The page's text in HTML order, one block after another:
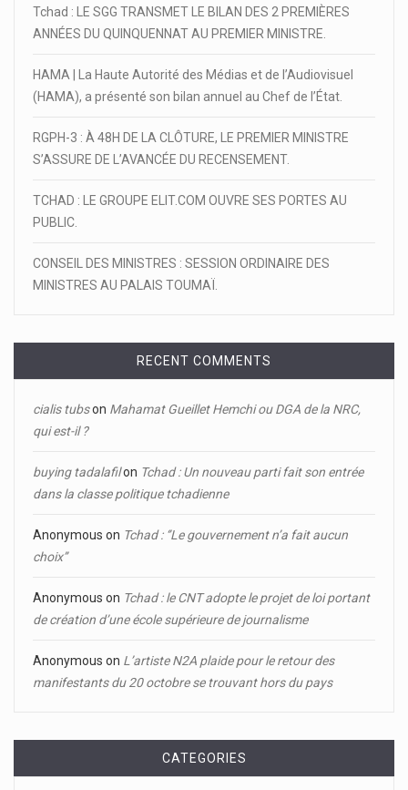
Tchad : LE SGG TRANSMET LE BILAN DES 2 PREMIÈRES
ANNÉES DU QUINQUENNAT AU PREMIER MINISTRE.
HAMA | La Haute Autorité des Médias et de l’Audiovisuel
(HAMA), a présenté son bilan annuel au Chef de l’État.
RGPH-3 : À 48H DE LA CLÔTURE, LE PREMIER MINISTRE
S’ASSURE DE L’AVANCÉE DU RECENSEMENT.
TCHAD : LE GROUPE ELIT.COM OUVRE SES PORTES AU
PUBLIC.
CONSEIL DES MINISTRES : SESSION ORDINAIRE DES
MINISTRES AU PALAIS TOUMAÏ.
RECENT COMMENTS
cialis tubson Mahamat Gueillet Hemchi ou DGA de la NRC,
qui est-il ?
buying tadalafilon Tchad : Un nouveau parti fait son entrée
dans la classe politique tchadienne
Anonymous on Tchad : ‘’Le gouvernement n’a fait aucun
choix’’
Anonymous on Tchad : le CNT adopte le projet de loi portant
de création d’une école supérieure de journalisme
Anonymous on L’artiste N2A plaide pour le retour des
manifestants du 20 octobre se trouvant hors du pays
CATEGORIES